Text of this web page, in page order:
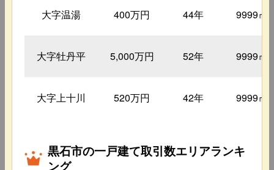
大字温湯 400万円 44年 9999㎡
大字牡丹平 5,000万円 52年 9999㎡
大字上十川 520万円 42年 9999㎡
黒石市の一戸建て取引数エリアランキ
ング